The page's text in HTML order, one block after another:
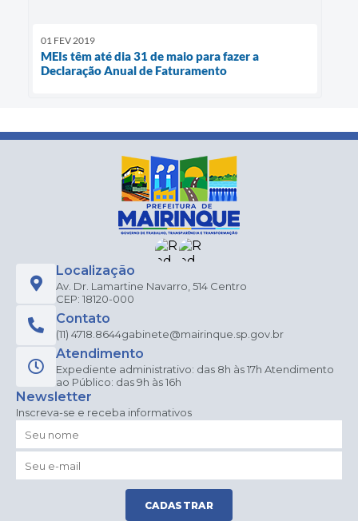
01 FEV 2019
MEIs têm até dia 31 de maio para fazer a
Declaração Anual de Faturamento
Localização
Av. Dr. Lamartine Navarro, 514 Centro
CEP: 18120-000
Contato
(11) 4718.8644gabinete@mairinque.sp.gov.br
Atendimento
Expediente administrativo: das 8h às 17h Atendimento
ao Público: das 9h às 16h
Newsletter
Inscreva-se e receba informativos
CADASTRAR